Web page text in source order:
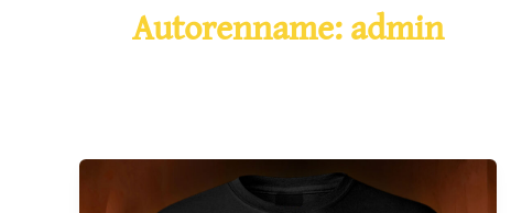
Autorenname: admin